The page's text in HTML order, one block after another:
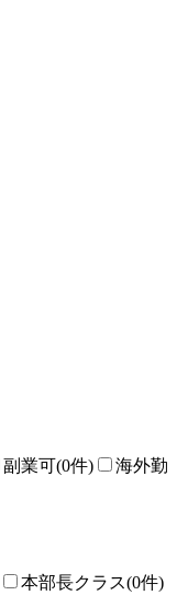
副業可(0件)
海外勤
本部長クラス(0件)